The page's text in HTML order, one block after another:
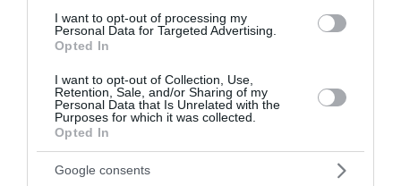
I want to opt-out of processing my
Personal Data for Targeted Advertising.
Opted In
I want to opt-out of Collection, Use,
Retention, Sale, and/or Sharing of my
Personal Data that Is Unrelated with the
Purposes for which it was collected.
Opted In
Google consents